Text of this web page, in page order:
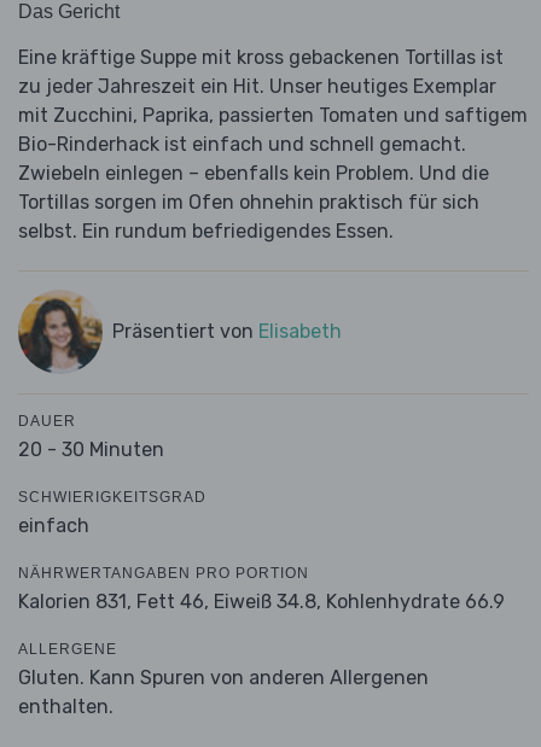
Das Gericht
Eine kräftige Suppe mit kross gebackenen Tortillas ist
zu jeder Jahreszeit ein Hit. Unser heutiges Exemplar
mit Zucchini, Paprika, passierten Tomaten und saftigem
Bio-Rinderhack ist einfach und schnell gemacht.
Zwiebeln einlegen – ebenfalls kein Problem. Und die
Tortillas sorgen im Ofen ohnehin praktisch für sich
selbst. Ein rundum befriedigendes Essen.
Präsentiert von Elisabeth
DAUER
20 - 30 Minuten
SCHWIERIGKEITSGRAD
einfach
NÄHRWERTANGABEN PRO PORTION
Kalorien 831, Fett 46, Eiweiß 34.8, Kohlenhydrate 66.9
ALLERGENE
Gluten. Kann Spuren von anderen Allergenen
enthalten.